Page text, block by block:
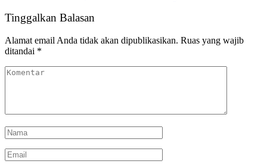
Tinggalkan Balasan
Alamat email Anda tidak akan dipublikasikan. Ruas yang wajib
ditandai *